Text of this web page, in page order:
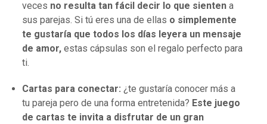
veces no resulta tan fácil decir lo que sienten a
sus parejas. Si tú eres una de ellas o simplemente
te gustaría que todos los días leyera un mensaje
de amor, estas cápsulas son el regalo perfecto para
ti.
Cartas para conectar: ¿te gustaría conocer más a
tu pareja pero de una forma entretenida? Este juego
de cartas te invita a disfrutar de un gran